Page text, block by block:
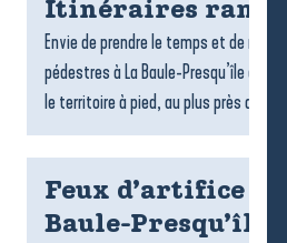
Itinéraires rando
Envie de prendre le temps et de
pédestres à La Baule-Presqu’île de
le territoire à pied, au plus près des
Feux d’artifice du
Baule-Presqu’île